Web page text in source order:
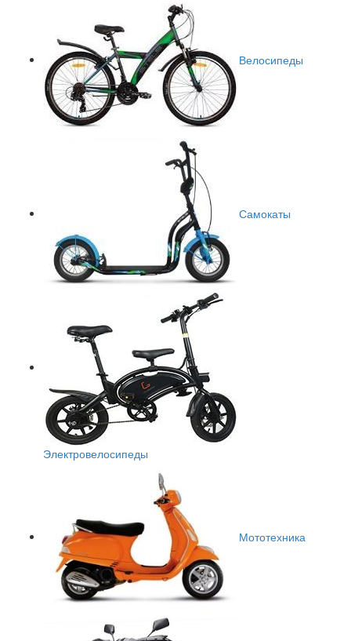
Велосипеды
Самокаты
Электровелосипеды
Мототехника